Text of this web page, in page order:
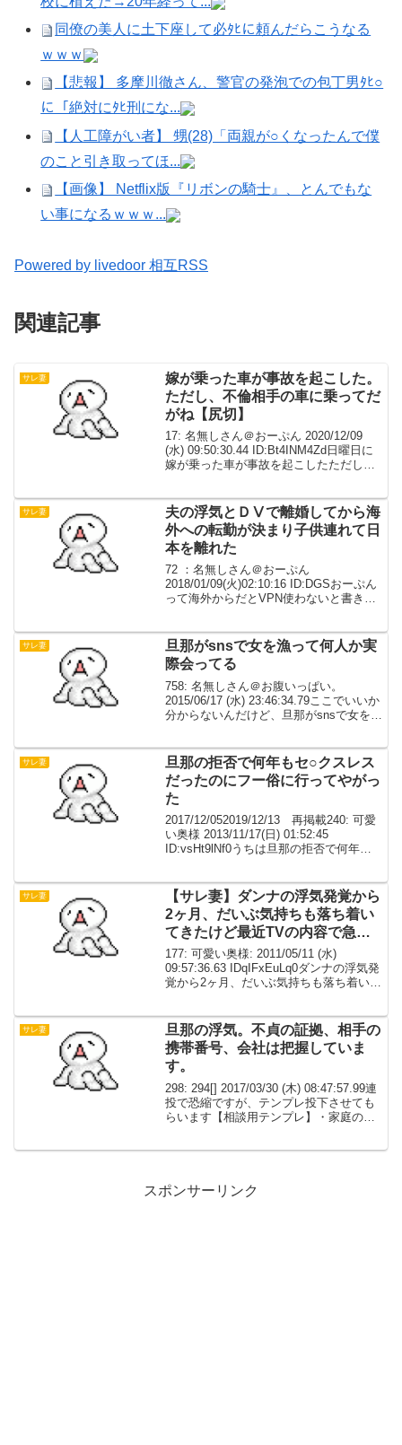
同僚の美人に土下座して必ﾀﾋに頼んだらこうなる
ｗｗｗ
【悲報】 多摩川徹さん、警官の発泡での包丁男ﾀﾋ○
に「絶対にﾀﾋ刑にな...
【人工障がい者】 甥(28)「両親が○くなったんで僕
のこと引き取ってほ...
【画像】 Netflix版『リボンの騎士』、とんでもな
い事になるｗｗｗ...
Powered by livedoor 相互RSS
関連記事
サレ妻
嫁が乗った車が事故を起こした。
ただし、不倫相手の車に乗ってだ
がね【尻切】
17: 名無しさん＠おーぷん 2020/12/09
(水) 09:50:30.44 ID:Bt4INM4Zd日曜日に
嫁が乗った車が事故を起こしたただし、
に気付いたぽい信...
サレ妻
夫の浮気とＤⅤで離婚してから海
外への転勤が決まり子供連れて日
本を離れた
72 ：名無しさん＠おーぷん
2018/01/09(火)02:10:16 ID:DGSおーぷん
って海外からだとVPN使わないと書き込
日本を離れた海外で3年経ち暮らしも慣
れ...
サレ妻
旦那がsnsで女を漁って何人か実
際会ってる
758: 名無しさん＠お腹いっぱい。
2015/06/17 (水) 23:46:34.79ここでいいか
分からないんだけど、旦那がsnsで女を漁
続して会ってるが今現在も継...
サレ妻
旦那の拒否で何年もセ○クスレス
だったのにフー俗に行ってやがっ
た
2017/12/052019/12/13 再掲載240: 可愛
い奥様 2013/11/17(日) 01:52:45
ID:vsHt9lNf0うちは旦那の拒否で何年も
ー...
サレ妻
【サレ妻】ダンナの浮気発覚から
2ヶ月、だいぶ気持ちも落ち着い
てきたけど最近TVの内容で急に
辛くなることがある【再構築】
177: 可愛い奥様: 2011/05/11 (水)
09:57:36.63 IDqIFxEuLq0ダンナの浮気発
覚から2ヶ月、だいぶ気持ちも落ち着いて
りがおもしろお...
サレ妻
旦那の浮気。不貞の証拠、相手の
携帯番号、会社は把握していま
す。
298: 294[] 2017/03/30 (木) 08:47:57.99連
投で恐縮ですが、テンプレ投下させても
らいます【相談用テンプレ】・家庭の状
スポンサーリンク